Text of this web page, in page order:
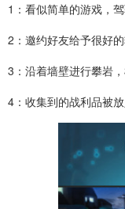
1：看似简单的游戏，
2：邀约好友给予很好
3：沿着墙壁进行攀岩
4：收集到的战利品被